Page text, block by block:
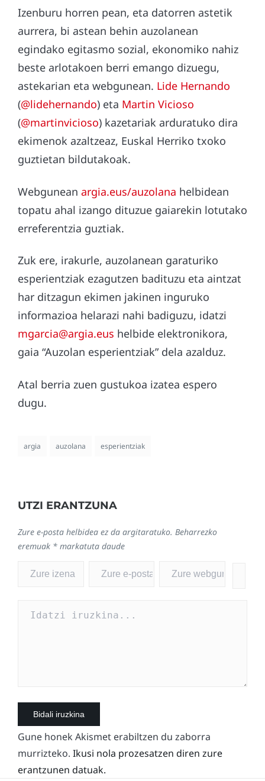
Izenburu horren pean, eta datorren astetik
aurrera, bi astean behin auzolanean
egindako egitasmo sozial, ekonomiko nahiz
beste arlotakoen berri emango dizuegu,
astekarian eta webgunean. Lide Hernando
(@lidehernando) eta Martin Vicioso
(@martinvicioso) kazetariak arduratuko dira
ekimenok azaltzeaz, Euskal Herriko txoko
guztietan bildutakoak.
Webgunean argia.eus/auzolana helbidean
topatu ahal izango dituzue gaiarekin lotutako
erreferentzia guztiak.
Zuk ere, irakurle, auzolanean garaturiko
esperientziak ezagutzen badituzu eta aintzat
har ditzagun ekimen jakinen inguruko
informazioa helarazi nahi badiguzu, idatzi
mgarcia@argia.eus helbide elektronikora,
gaia “Auzolan esperientziak” dela azalduz.
Atal berria zuen gustukoa izatea espero
dugu.
argia auzolana esperientziak
UTZI ERANTZUNA
Zure e-posta helbidea ez da argitaratuko. Beharrezko
eremuak * markatuta daude
Gune honek Akismet erabiltzen du zaborra
murrizteko. Ikusi nola prozesatzen diren zure
erantzunen datuak.